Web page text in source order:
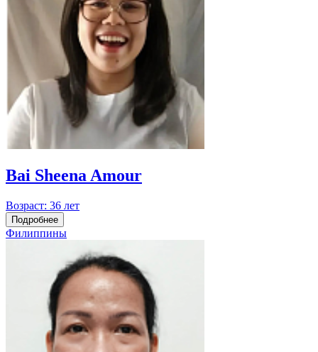
Bai Sheena Amour
Возраст: 36 лет
Подробнее
Филиппины